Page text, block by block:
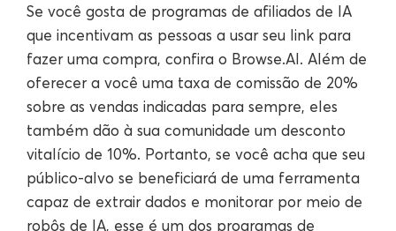
Se você gosta de programas de afiliados de IA
que incentivam as pessoas a usar seu link para
fazer uma compra, confira o Browse.AI. Além de
oferecer a você uma taxa de comissão de 20%
sobre as vendas indicadas para sempre, eles
também dão à sua comunidade um desconto
vitalício de 10%. Portanto, se você acha que seu
público-alvo se beneficiará de uma ferramenta
capaz de extrair dados e monitorar por meio de
robôs de IA, esse é um dos programas de